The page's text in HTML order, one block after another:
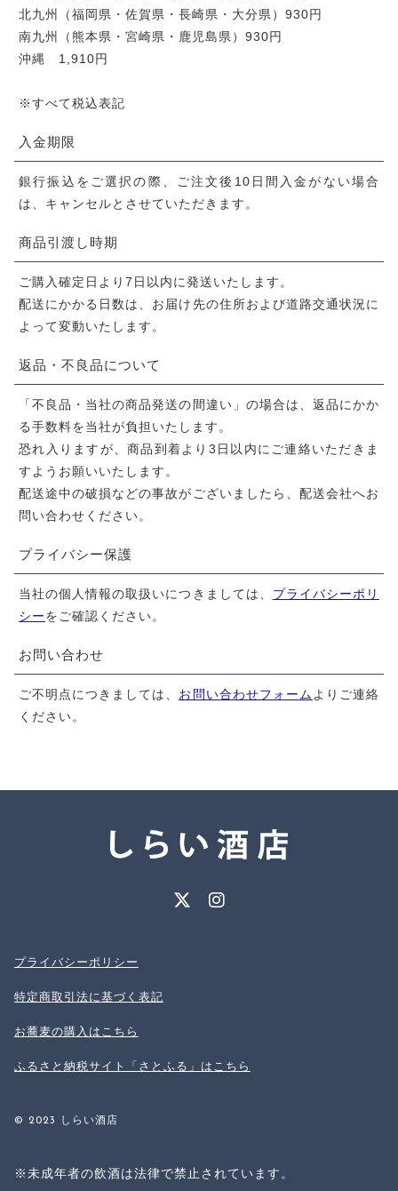
北九州（福岡県・佐賀県・長崎県・大分県）930円
南九州（熊本県・宮崎県・鹿児島県）930円
沖縄 1,910円
※すべて税込表記
入金期限
銀行振込をご選択の際、ご注文後10日間入金がない場合
は、キャンセルとさせていただきます。
商品引渡し時期
ご購入確定日より7日以内に発送いたします。
配送にかかる日数は、お届け先の住所および道路交通状況に
よって変動いたします。
返品・不良品について
「不良品・当社の商品発送の間違い」の場合は、返品にかか
る手数料を当社が負担いたします。
恐れ入りますが、商品到着より3日以内にご連絡いただきま
すようお願いいたします。
配送途中の破損などの事故がございましたら、配送会社へお
問い合わせください。
プライバシー保護
当社の個人情報の取扱いにつきましては、 プライバシーポリ
シーをご確認ください。
お問い合わせ
ご不明点につきましては、 お問い合わせフォーム よりご連絡
ください。
プライバシーポリシー
特定商取引法に基づく表記
お蕎麦の購入はこちら
ふるさと納税サイト「さとふる」はこちら
© 2023 しらい酒店
※未成年者の飲酒は法律で禁止されています。